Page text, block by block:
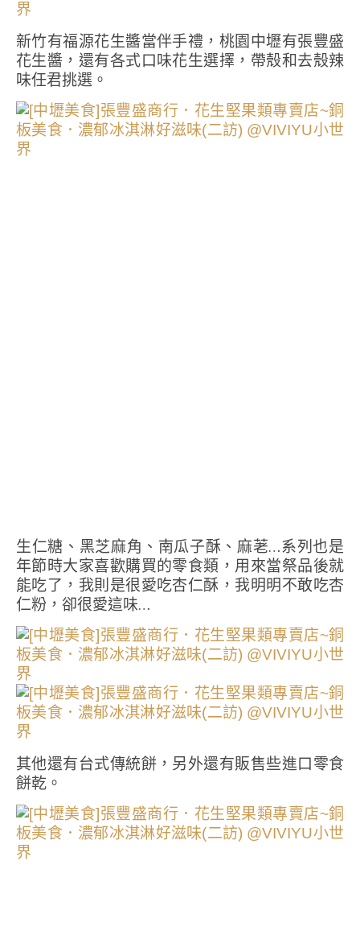
新竹有福源花生醬當伴手禮，桃園中壢有張豐盛
花生醬，還有各式口味花生選擇，帶殼和去殼辣
味任君挑選。
生仁糖、黑芝麻角、南瓜子酥、麻荖…系列也是
年節時大家喜歡購買的零食類，用來當祭品後就
能吃了，我則是很愛吃杏仁酥，我明明不敢吃杏
仁粉，卻很愛這味…
其他還有台式傳統餅，另外還有販售些進口零食
餅乾。